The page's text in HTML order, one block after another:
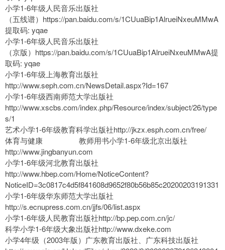
小学1-6年级人民音乐出版社
（五线谱）https://pan.baidu.com/s/1CUuaBip1AlrueiNxeuMMwA
提取码: yqae
小学1-6年级人民音乐出版社
（京版）https://pan.baidu.com/s/1CUuaBip1AlrueiNxeuMMwA提
取码: yqae
小学1-6年级上海教育出版社
http://www.seph.com.cn/NewsDetail.aspx?Id=167
小学1-6年级西南师范大学出版社
http://www.xscbs.com/index.php/Resource/index/subject/26/type
s/1
艺术小学1-6年级教育科学出版社http://jkzx.esph.com.cn/free/
体育与健康 教师用书小学1-6年级北京出版社
http://www.jingbanyun.com
小学1-6年级河北教育出版社
http://www.hbep.com/Home/NoticeContent?
NoticeID=3c0817c4d5f841608d9652f80b56b85c20200203191331
小学1-6年级华东师范大学出版社
http://s.ecnupress.com.cn/jjfs/06/list.aspx
小学1-6年级人民教育出版社http://bp.pep.com.cn/jc/
科学小学1-6年级大象出版社http://www.dxeke.com
小学4年级（2003年版）广东教育出版社、广东科技出版社